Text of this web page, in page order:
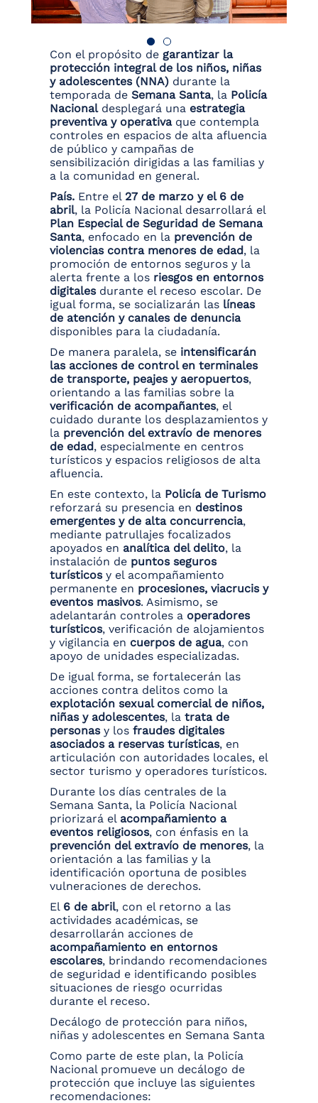
Con el propósito de garantizar la
protección integral de los niños, niñas
y adolescentes (NNA) durante la
temporada de Semana Santa, la Policía
Nacionaldesplegará una estrategia
preventiva y operativaque contempla
controles en espacios de alta afluencia
de público y campañas de
sensibilización dirigidas a las familias y
a la comunidad en general.
País. Entre el 27 de marzo y el 6 de
abril, la Policía Nacional desarrollará el
Plan Especial de Seguridad de Semana
Santa, enfocado en la prevención de
violencias contra menores de edad, la
promoción de entornos seguros y la
alerta frente a los riesgos en entornos
digitalesdurante el receso escolar. De
igual forma, se socializarán las líneas
de atención y canales de denuncia
disponibles para la ciudadanía.
De manera paralela, se intensificarán
las acciones de control en terminales
de transporte, peajes y aeropuertos,
orientando a las familias sobre la
verificación de acompañantes, el
cuidado durante los desplazamientos y
la prevención del extravío de menores
de edad, especialmente en centros
turísticos y espacios religiosos de alta
afluencia.
En este contexto, la Policía de Turismo
reforzará su presencia en destinos
emergentes y de alta concurrencia,
mediante patrullajes focalizados
apoyados en analítica del delito, la
instalación de puntos seguros
turísticosy el acompañamiento
permanente en procesiones, viacrucis y
eventos masivos. Asimismo, se
adelantarán controles a operadores
turísticos, verificación de alojamientos
y vigilancia en cuerpos de agua, con
apoyo de unidades especializadas.
De igual forma, se fortalecerán las
acciones contra delitos como la
explotación sexual comercial de niños,
niñas y adolescentes, la trata de
personasy los fraudes digitales
asociados a reservas turísticas, en
articulación con autoridades locales, el
sector turismo y operadores turísticos.
Durante los días centrales de la
Semana Santa, la Policía Nacional
priorizará el acompañamiento a
eventos religiosos, con énfasis en la
prevención del extravío de menores, la
orientación a las familias y la
identificación oportuna de posibles
vulneraciones de derechos.
El 6 de abril, con el retorno a las
actividades académicas, se
desarrollarán acciones de
acompañamiento en entornos
escolares, brindando recomendaciones
de seguridad e identificando posibles
situaciones de riesgo ocurridas
durante el receso.
Decálogo de protección para niños,
niñas y adolescentes en Semana Santa
Como parte de este plan, la Policía
Nacional promueve un decálogo de
protección que incluye las siguientes
recomendaciones: